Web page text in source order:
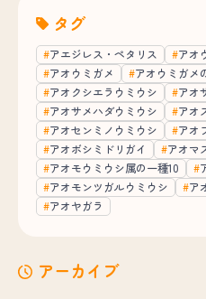
タグ
アエジレス・ペタリス
アオ
アオウミガメ
アオウミガメ
アオクシエラウミウシ
アオ
アオサメハダウミウシ
アオ
アオセンミノウミウシ
アオ
アオボシミドリガイ
アオマ
アオモウミウシ属の一種10
アオモンツガルウミウシ
ア
アオヤガラ
アーカイブ